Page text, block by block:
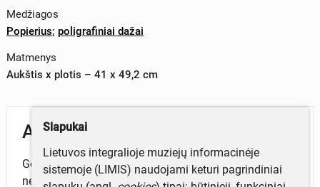
Medžiagos
Popierius; poligrafiniai dažai
Matmenys
Aukštis x plotis – 41 x 49,2 cm
Aprašymas
Gerbiami piliečiai, jeigu jūs dėl kokios nors priežasties
nedirbate ir pageidaujate įsidarbinti respublikos
Slapukai
Lietuvos integralioje muziejų informacinėje
sistemoje (LIMIS) naudojami keturi pagrindiniai